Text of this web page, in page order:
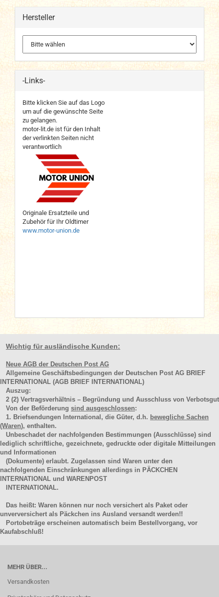
Hersteller
-Links-
Bitte klicken Sie auf das Logo
um auf die gewünschte Seite
zu gelangen.
motor-lit.de ist für den Inhalt
der verlinkten Seiten nicht
verantwortlich
Originale Ersatzteile und
Zubehör für Ihr Oldtimer
www.motor-union.de
Wichtig für ausländische Kunden:
Neue AGB der Deutschen Post AG
Allgemeine Geschäftsbedingungen der Deutschen Post AG BRIEF
INTERNATIONAL (AGB BRIEF INTERNATIONAL)
Auszug:
2 (2) Vertragsverhältnis – Begründung und Ausschluss von Verbotsgut
Von der Beförderung sind ausgeschlossen:
1. Briefsendungen International, die Güter, d.h. bewegliche Sachen
(Waren), enthalten.
Unbeschadet der nachfolgenden Bestimmungen (Ausschlüsse) sind
lediglich schriftliche, gezeichnete, gedruckte oder digitale Mitteilungen
und Informationen
(Dokumente) erlaubt. Zugelassen sind Waren unter den
nachfolgenden Einschränkungen allerdings in PÄCKCHEN
INTERNATIONAL und WARENPOST
INTERNATIONAL.
Das heißt: Waren können nur noch versichert als Paket oder
unverversichert als Päckchen ins Ausland versandt werden!!
Portobeträge erscheinen automatisch beim Bestellvorgang, vor
Kaufabschluß!
MEHR ÜBER...
Versandkosten